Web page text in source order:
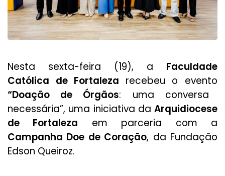
Nesta sexta-feira (19), a Faculdade
Católica de Fortaleza recebeu o evento
“Doação de Órgãos: uma conversa
necessária”, uma iniciativa da Arquidiocese
de Fortaleza em parceria com a
Campanha Doe de Coração, da Fundação
Edson Queiroz.